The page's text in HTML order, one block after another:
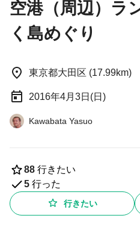
空港（周辺）ラ
く島めぐり
東京都大田区 (17.99km)
2016年4月3日(日)
Kawabata Yasuo
88 行きたい
5 行った
行きたい